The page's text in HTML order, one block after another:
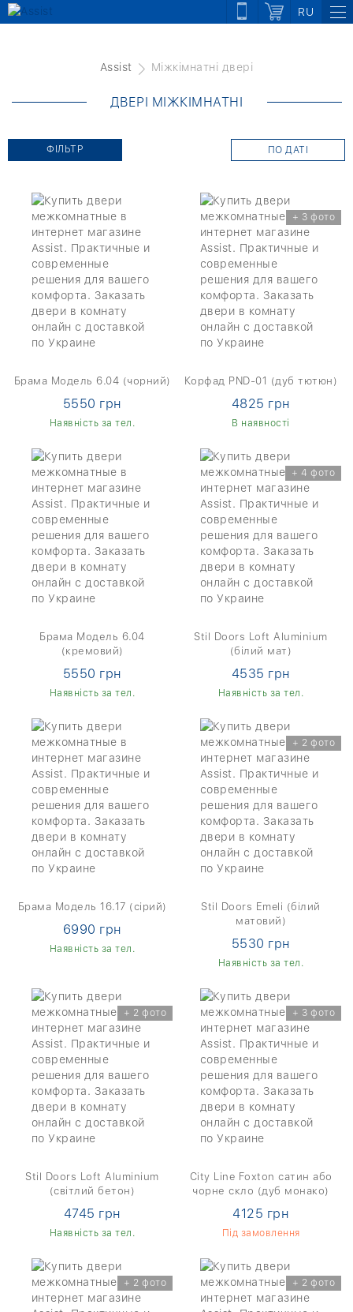
RU
Assist Міжкімнатні двері
ДВЕРІ МІЖКІМНАТНІ
ФІЛЬТР ПО ДАТІ
Брама Модель 6.04 (чорний)
5550 грн
Наявність за тел.
+ 3 фото
Корфад PND-01 (дуб тютюн)
4825 грн
В наявності
Брама Модель 6.04
(кремовий)
5550 грн
Наявність за тел.
+ 4 фото
Stil Doors Loft Aluminium
(білий мат)
4535 грн
Наявність за тел.
Брама Модель 16.17 (сірий)
6990 грн
Наявність за тел.
+ 2 фото
Stil Doors Emeli (білий
матовий)
5530 грн
Наявність за тел.
+ 2 фото
Stil Doors Loft Aluminium
(світлий бетон)
4745 грн
Наявність за тел.
+ 3 фото
City Line Foxton сатин або
чорне скло (дуб монако)
4125 грн
Під замовлення
+ 2 фото + 2 фото